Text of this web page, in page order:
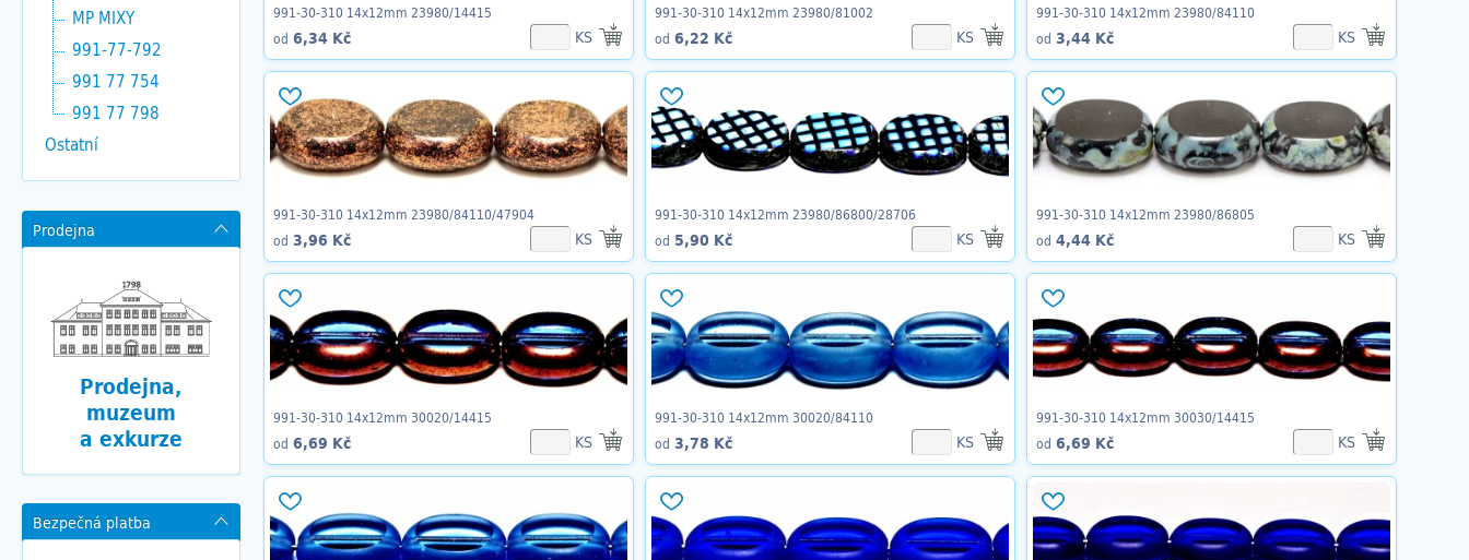
MP MIXY
991-77-792
991 77 754
991 77 798
Ostatní
Prodejna
Prodejna,
muzeum
a exkurze
Bezpečná platba
991-30-310 14x12mm 23980/14415
od 6,34 Kč KS
991-30-310 14x12mm 23980/81002
od 6,22 Kč KS
991-30-310 14x12mm 23980/84110
od 3,44 Kč KS
991-30-310 14x12mm 23980/84110/47904
od 3,96 Kč KS
991-30-310 14x12mm 23980/86800/28706
od 5,90 Kč KS
991-30-310 14x12mm 23980/86805
od 4,44 Kč KS
991-30-310 14x12mm 30020/14415
od 6,69 Kč KS
991-30-310 14x12mm 30020/84110
od 3,78 Kč KS
991-30-310 14x12mm 30030/14415
od 6,69 Kč KS